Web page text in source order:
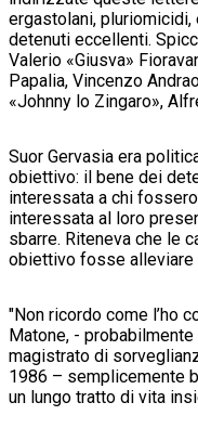
ergastolani,
detenuti eccellenti.
Valerio «Giusva»
Papalia, Vincenzo
«Johnny lo Zingaro»,
Suor Gervasia era
obiettivo: il bene dei
interessata a chi
interessata al loro
sbarre. Riteneva che le
obiettivo fosse alleviare
"Non ricordo come l’ho
Matone, -
magistrato di
1986 – semplicemente
un lungo tratto di vita